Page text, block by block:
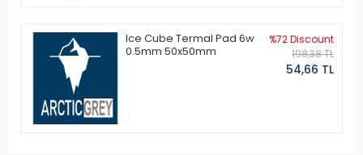
Ice Cube Termal Pad 6w
0.5mm 50x50mm
%72 Discount
198,38 TL
54,66 TL